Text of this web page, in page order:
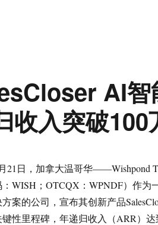
AI智
收入突破100
21日，加拿大温哥华——Wishpond
WISH；OTCQX：WPNDF）作
案的公司，宣布其创新产品
性里程碑，年递归收入（ARR）